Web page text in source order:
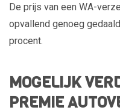
De prijs van een WA-
opvallend genoeg
procent.
MOGELIJK
PREMIE